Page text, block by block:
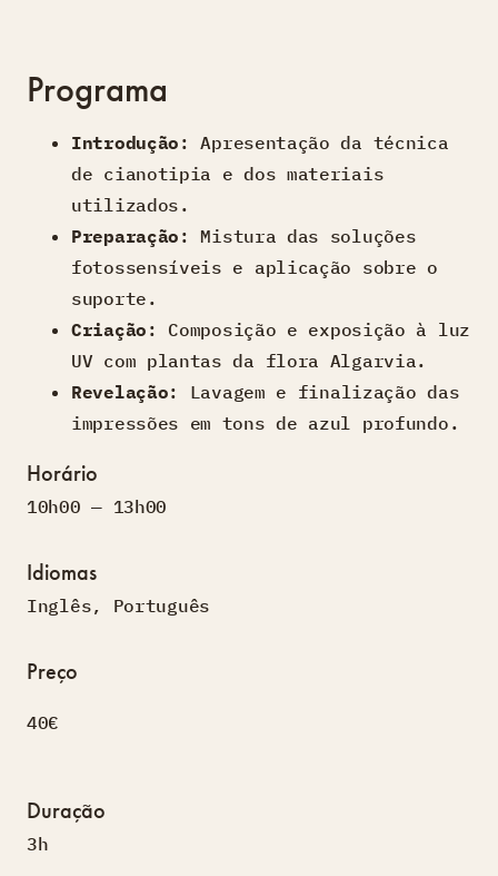
Programa
Introdução : Apresentação da técnica
de cianotipia e dos materiais
utilizados.
Preparação : Mistura das soluções
fotossensíveis e aplicação sobre o
suporte.
Criação : Composição e exposição à luz
UV com plantas da flora Algarvia.
Revelação: Lavagem e finalização das
impressões em tons de azul profundo.
Horário
10h00 — 13h00
Idiomas
Inglês, Português
Preço
40€
Duração
3h